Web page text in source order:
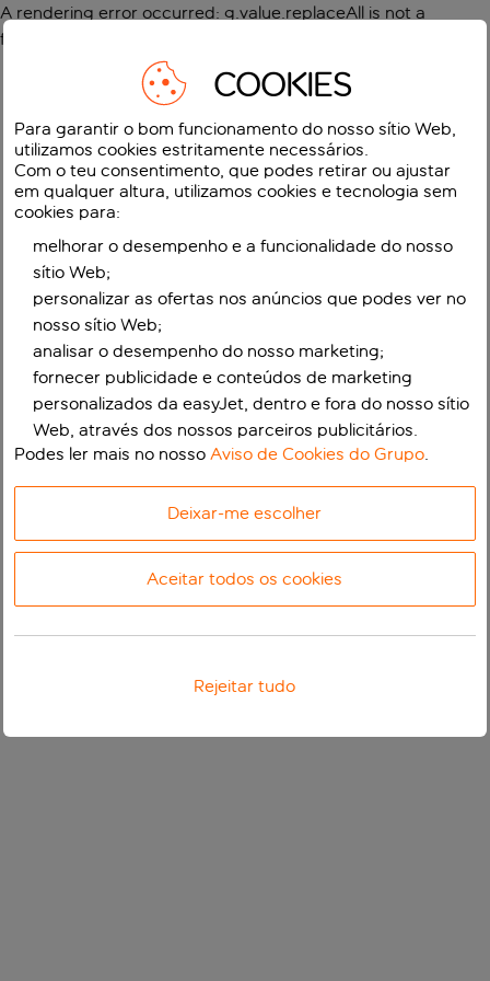
A rendering error occurred: g.value.replaceAll is not a
function
COOKIES
Para garantir o bom funcionamento do nosso sítio Web,
utilizamos cookies estritamente necessários.
Com o teu consentimento, que podes retirar ou ajustar
em qualquer altura, utilizamos cookies e tecnologia sem
cookies para:
melhorar o desempenho e a funcionalidade do nosso
sítio Web;
personalizar as ofertas nos anúncios que podes ver no
nosso sítio Web;
analisar o desempenho do nosso marketing;
fornecer publicidade e conteúdos de marketing
personalizados da easyJet, dentro e fora do nosso sítio
Web, através dos nossos parceiros publicitários.
Podes ler mais no nossoAviso de Cookies do Grupo.
Deixar-me escolher
Aceitar todos os cookies
Rejeitar tudo